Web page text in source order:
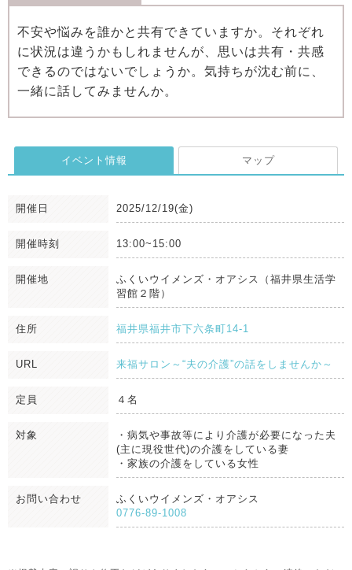
不安や悩みを誰かと共有できていますか。それぞれ
に状況は違うかもしれませんが、思いは共有・共感
できるのではないでしょうか。気持ちが沈む前に、
一緒に話してみませんか。
イベント情報 マップ
開催日 2025/12/19(金)
開催時刻 13:00~15:00
開催地
ふくいウイメンズ・オアシス（福井県生活学
習館２階）
住所 福井県福井市下六条町14-1
URL 来福サロン～“夫の介護”の話をしませんか～
定員 ４名
対象
・病気や事故等により介護が必要になった夫
(主に現役世代)の介護をしている妻
・家族の介護をしている女性
お問い合わせ
ふくいウイメンズ・オアシス
0776-89-1008